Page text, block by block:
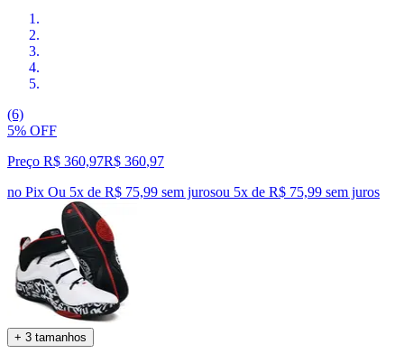
(6)
5% OFF
Preço R$ 360,97R$ 360,97
no Pix Ou 5x de R$ 75,99 sem jurosou 5x de R$ 75,99 sem juros
+ 3 tamanhos